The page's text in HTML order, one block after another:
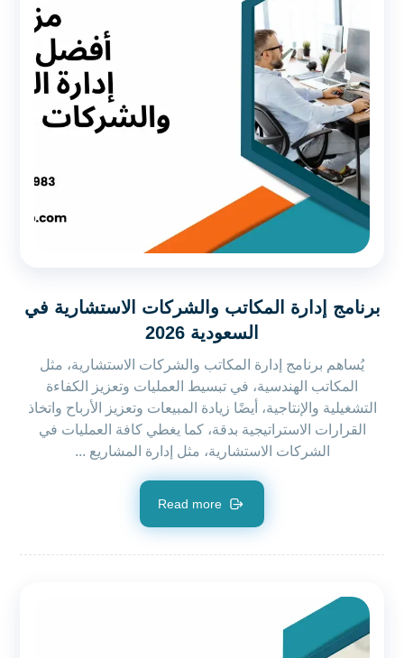
برنامج إدارة المكاتب والشركات الاستشارية في
السعودية 2026
يُساهم برنامج إدارة المكاتب والشركات الاستشارية، مثل
المكاتب الهندسية، في تبسيط العمليات وتعزيز الكفاءة
التشغيلية والإنتاجية، أيضًا زيادة المبيعات وتعزيز الأرباح واتخاذ
القرارات الاستراتيجية بدقة، كما يغطي كافة العمليات في
الشركات الاستشارية، مثل إدارة المشاريع ...
Read more